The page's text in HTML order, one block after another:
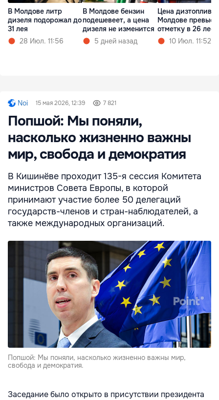
В Молдове литр
дизеля подорожал до
31 лея
28 Июл. 11:56
В Молдове бензин
подешевеет, а цена
дизеля не изменится
5 дней назад
Цена дизтоплива
Молдове
отметку в 26 леев
10 Июл. 11:52
Noi 15 мая 2026, 12:39 7 821
Попшой: Мы поняли,
насколько жизненно важны
мир, свобода и демократия
В Кишинёве проходит 135-я сессия Комитета
министров Совета Европы, в которой
принимают участие более 50 делегаций
государств-членов и стран-наблюдателей, а
также международных организаций.
Попшой: Мы поняли, насколько жизненно важны мир,
свобода и демократия.
Заседание было открыто в присутствии президента